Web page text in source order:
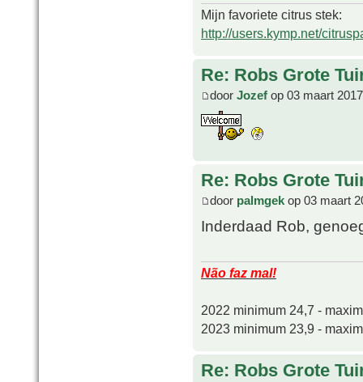
Mijn favoriete citrus stek:
http://users.kymp.net/
Re: Robs Grote
door Jozef op 03 maart
Re: Robs Grote
door palmgek op 03 maart
Inderdaad Rob,
Não faz mal!
2022 minimum 24,7 -
2023 minimum 23,9 -
Re: Robs Grote